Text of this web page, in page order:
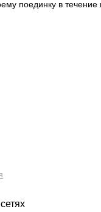
поединку в течение